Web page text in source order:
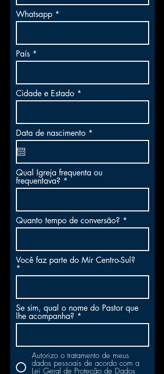
Whatsapp
País
Cidade e Estado
Data de nascimento *
e
i
r
d
Qual Igreja frequenta ou
frequentava?
Quanto tempo de conversão?
Você faz parte do Mir Centro-Sul?
Se sim, qual o nome do Pastor que
lhe acompanha?
Autorizo o tratamento de meus
dados pessoais de acordo com a
Lei Geral de Proteção de Dados